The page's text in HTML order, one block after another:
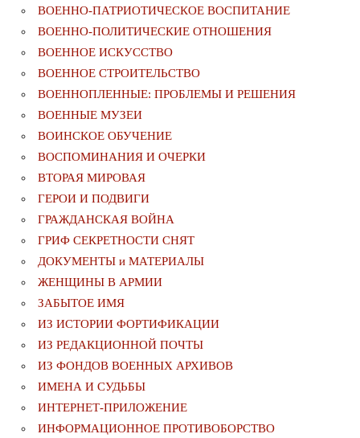
ВОЕННО-ПАТРИОТИЧЕСКОЕ ВОСПИТАНИЕ
ВОЕННО-ПОЛИТИЧЕСКИE ОТНОШЕНИЯ
ВОЕННОЕ ИСКУССТВО
ВОЕННОЕ СТРОИТЕЛЬСТВО
ВОЕННОПЛЕННЫЕ: ПРОБЛЕМЫ И РЕШЕНИЯ
ВОЕННЫЕ МУЗЕИ
ВОИНСКОЕ ОБУЧЕНИЕ
ВОСПОМИНАНИЯ И ОЧЕРКИ
ВТОРАЯ МИРОВАЯ
ГЕРОИ И ПОДВИГИ
ГРАЖДАНСКАЯ ВОЙНА
ГРИФ СЕКРЕТНОСТИ СНЯТ
ДОКУМЕНТЫ и МАТЕРИАЛЫ
ЖЕНЩИНЫ В АРМИИ
ЗАБЫТОЕ ИМЯ
ИЗ ИСТОРИИ ФОРТИФИКАЦИИ
ИЗ РЕДАКЦИОННОЙ ПОЧТЫ
ИЗ ФОНДОВ ВОЕННЫХ АРХИВОВ
ИМЕНА И СУДЬБЫ
ИНТЕРНЕТ-ПРИЛОЖЕНИЕ
ИНФОРМАЦИОННОЕ ПРОТИВОБОРСТВО